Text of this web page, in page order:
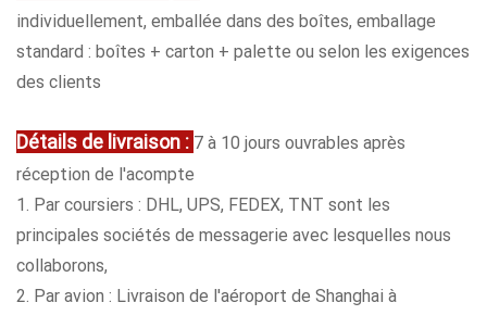
individuellement, emballée dans des boîtes, emballage
standard : boîtes + carton + palette ou selon les exigences
des clients
Détails de livraison : 7 à 10 jours ouvrables après
réception de l'acompte
1. Par coursiers : DHL, UPS, FEDEX, TNT sont les
principales sociétés de messagerie avec lesquelles nous
collaborons,
2. Par avion : Livraison de l'aéroport de Shanghai à